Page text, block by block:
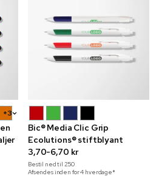
+3
Bic® Media Clic Grip
Ecolutions® stiftblyant
3,70-6,70 kr
Bestil ned til 250
Afsendes inden for 4 hverdage*